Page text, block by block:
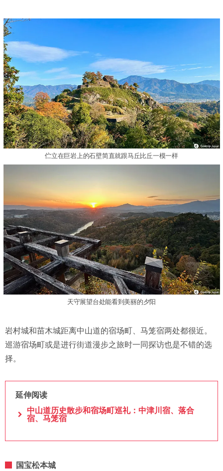
伫立在巨岩上的石壁简直就跟马丘比丘一模一样
天守展望台处能看到美丽的夕阳
岩村城和苗木城距离中山道的宿场町、马笼宿两处都很近。
巡游宿场町或是进行街道漫步之旅时一同探访也是不错的选
择。
延伸阅读
中山道历史散步和宿场町巡礼：中津川宿、落合
宿、马笼宿
国宝松本城